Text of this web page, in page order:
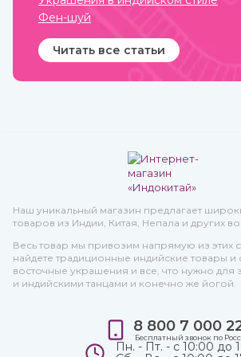
Фен-шуй
Читать все статьи
Наш уникальный магазин предлагает
товаров из Индии, Китая, Непала и других
Весь товар мы привозим напрямую из этих
найдете традиционные индийские товары и
восточные украшения и все, что нужно для
и индийскими танцами и конечно же йогой.
8 800 7 000
Бесплатный звонок по
Пн. - Пт. - с 10:00 до